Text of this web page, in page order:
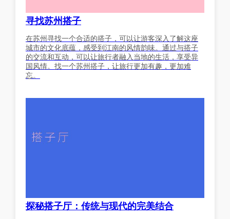
寻找苏州搭子
在苏州寻找一个合适的搭子，可以让游客深入了解这座
城市的文化底蕴，感受到江南的风情韵味。通过与搭子
的交流和互动，可以让旅行者融入当地的生活，享受异
国风情。找一个苏州搭子，让旅行更加有趣，更加难
忘。
探秘搭子厅：传统与现代的完美结合